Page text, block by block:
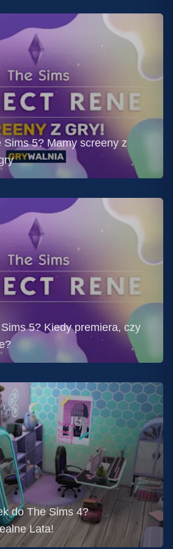
Sims 5? Mamy screeny z
5? Kiedy premiera, czy
do The Sims 4?
Lata!